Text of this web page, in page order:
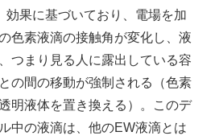
効果に基づいており、電場を加
色素液滴の接触角が変化し、液
つまり見る人に露出している容
の間の移動が強制される（色素
明液体を置き換える）。このデ
中の液滴は、他のEW液滴とは